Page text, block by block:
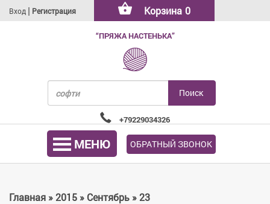
Вход | Регистрация Корзина 0
“ПРЯЖА НАСТЕНЬКА”
+79229034326
МЕНЮ ОБРАТНЫЙ ЗВОНОК
Главная»2015» Сентябрь»23